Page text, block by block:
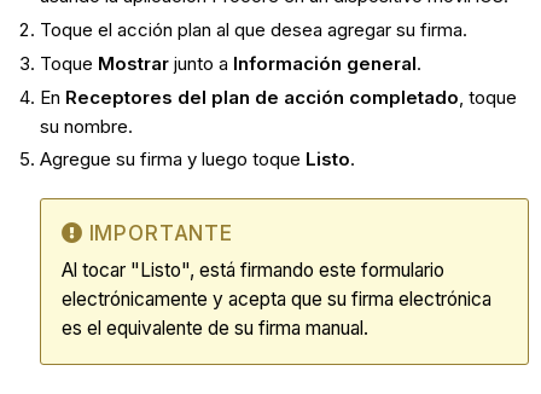
Toque el acción plan al que desea agregar su firma.
Toque Mostrarjunto a Información general.
En Receptores del plan de acción completado , toque
su nombre.
Agregue su firma y luego toque Listo.
IMPORTANTE
Al tocar "Listo", está firmando este formulario
electrónicamente y acepta que su firma electrónica
es el equivalente de su firma manual.